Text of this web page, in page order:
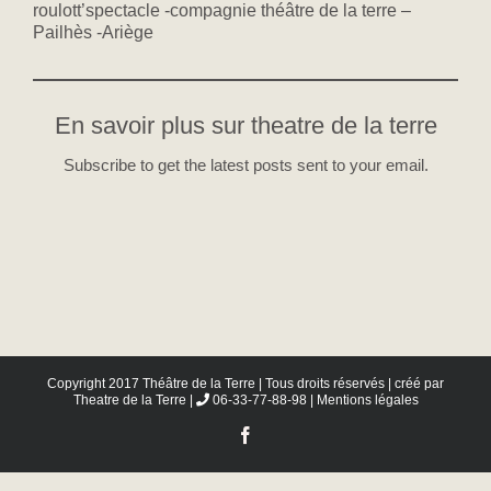
roulott’spectacle -compagnie théâtre de la terre –
Pailhès -Ariège
En savoir plus sur theatre de la terre
Subscribe to get the latest posts sent to your email.
Copyright 2017 Théâtre de la Terre | Tous droits réservés | créé par
Theatre de la Terre
06-33-77-88-98 | Mentions légales